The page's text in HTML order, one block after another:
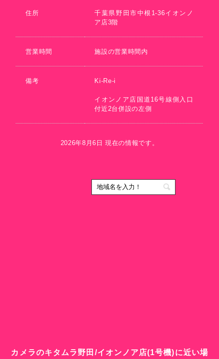
住所
千葉県野田市中根1-36イオンノ
ア店3階
営業時間 施設の営業時間内
備考 Ki-Re-i
イオンノア店国道16号線側入口
付近2台併設の左側
2026年8月6日 現在の情報です。
カメラのキタムラ野田/イオンノア店(1号機)に近い場